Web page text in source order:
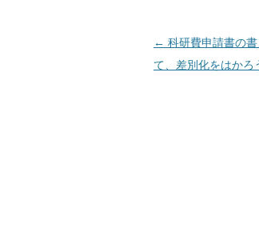
投
稿
← 科研費申請書の
て、差別化をはかろ